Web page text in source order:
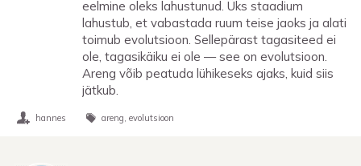
eelmine oleks lahustunud. Üks staadium
lahustub, et vabastada ruum teise jaoks ja alati
toimub evolutsioon. Sellepärast tagasiteed ei
ole, tagasikäiku ei ole — see on evolutsioon.
Areng võib peatuda lühikeseks ajaks, kuid siis
jätkub.
hannes areng evolutsioon